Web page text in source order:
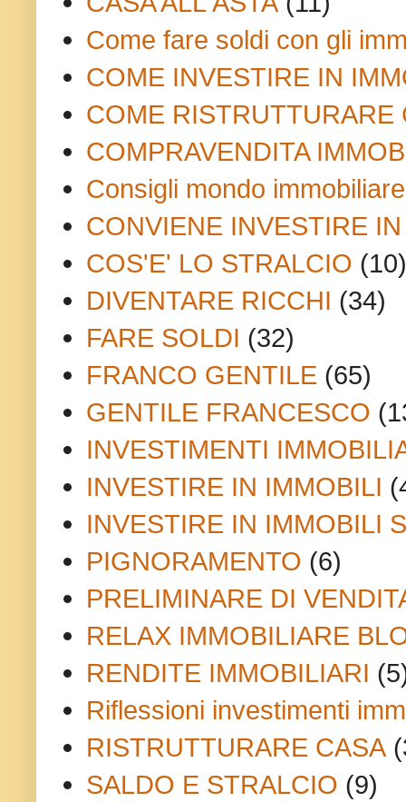
Come fare soldi con gli
COME INVESTIRE IN
COME RISTRUTTURARE
COMPRAVENDITA
Consigli mondo immobiliare
CONVIENE INVESTIRE
COS'E' LO STRALCIO (10)
DIVENTARE RICCHI (34)
FARE SOLDI (32)
FRANCO GENTILE (65)
GENTILE FRANCESCO
INVESTIMENTI
INVESTIRE IN IMMOBILI
INVESTIRE IN IMMOBILI
PIGNORAMENTO (6)
PRELIMINARE DI
RELAX IMMOBILIARE
RENDITE IMMOBILIARI
Riflessioni investimenti
RISTRUTTURARE CASA
SALDO E STRALCIO (9)